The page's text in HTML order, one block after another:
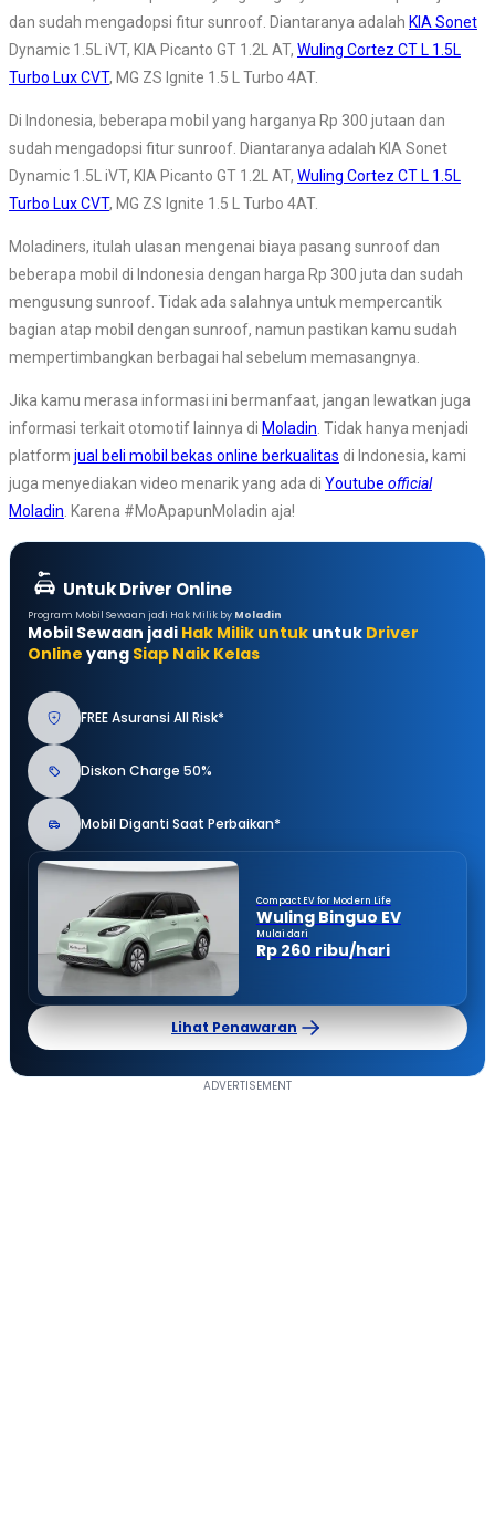
dan sudah mengadopsi fitur sunroof. Diantaranya adalah KIA Sonet
Dynamic 1.5L iVT, KIA Picanto GT 1.2L AT, Wuling Cortez CT L 1.5L
Turbo Lux CVT, MG ZS Ignite 1.5 L Turbo 4AT.
Di Indonesia, beberapa mobil yang harganya Rp 300 jutaan dan
sudah mengadopsi fitur sunroof. Diantaranya adalah KIA Sonet
Dynamic 1.5L iVT, KIA Picanto GT 1.2L AT, Wuling Cortez CT L 1.5L
Turbo Lux CVT, MG ZS Ignite 1.5 L Turbo 4AT.
Moladiners, itulah ulasan mengenai biaya pasang sunroof dan
beberapa mobil di Indonesia dengan harga Rp 300 juta dan sudah
mengusung sunroof. Tidak ada salahnya untuk mempercantik
bagian atap mobil dengan sunroof, namun pastikan kamu sudah
mempertimbangkan berbagai hal sebelum memasangnya.
Jika kamu merasa informasi ini bermanfaat, jangan lewatkan juga
informasi terkait otomotif lainnya di Moladin. Tidak hanya menjadi
platform jual beli mobil bekas online berkualitas di Indonesia, kami
juga menyediakan video menarik yang ada di Youtube official
Moladin. Karena #MoApapunMoladin aja!
Untuk Driver Online
Program Mobil Sewaan jadi Hak Milik by Moladin
Mobil Sewaan jadi Hak Milik untuk untuk Driver
Online yang Siap Naik Kelas
FREE Asuransi All Risk*
Diskon Charge 50%
Mobil Diganti Saat Perbaikan*
Compact EV for Modern Life
Wuling Binguo EV
Mulai dari
Rp 260 ribu/hari
Lihat Penawaran